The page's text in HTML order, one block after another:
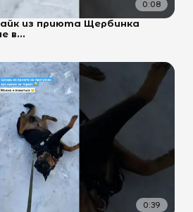
0:08
из приюта Щербинка
в...
0:39